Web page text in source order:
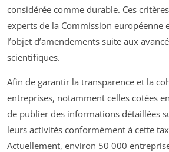
considérée comme durable. Ces
experts de la Commission européenne
l’objet d’amendements suite aux
scientifiques.
Afin de garantir la transparence et la
entreprises, notamment celles cotées
de publier des informations détaillées
leurs activités conformément à cette
Actuellement, environ 50 000